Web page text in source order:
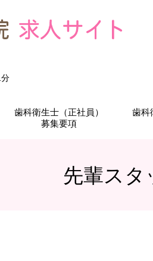
歯科衛生士（正社員）
募集要項
歯科
先輩スタ